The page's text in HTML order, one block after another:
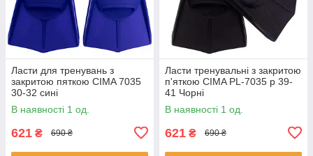
Ласти для тренувань з
закритою пяткою CIMA 7035
30-32 сині
В наявності 1 од.
621 ₴ 690 ₴
Ласти тренувальні з закритою
п'яткою CIMA PL-7035 р 39-
41 Чорні
В наявності 1 од.
621 ₴ 690 ₴